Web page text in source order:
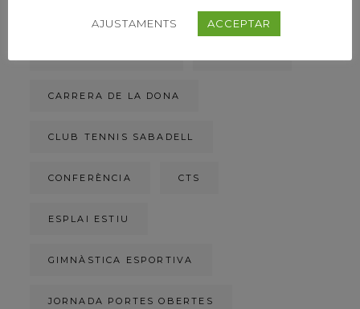
BIOSPHERE
CARRERA DE LA DONA
CLUB TENNIS SABADELL
CONFERÈNCIA CTS
ESPLAI ESTIU
GIMNÀSTICA ESPORTIVA
JORNADA PORTES OBERTES
AJUSTAMENTS ACCEPTAR